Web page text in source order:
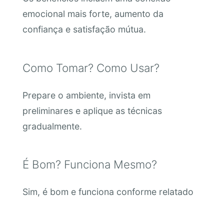
emocional mais forte, aumento da
confiança e satisfação mútua.
Como Tomar? Como Usar?
Prepare o ambiente, invista em
preliminares e aplique as técnicas
gradualmente.
É Bom? Funciona Mesmo?
Sim, é bom e funciona conforme relatado